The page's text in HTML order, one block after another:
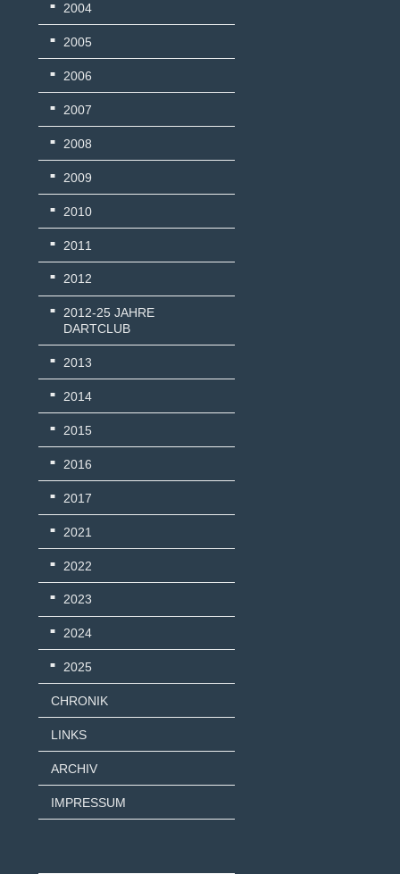
2004
2005
2006
2007
2008
2009
2010
2011
2012
2012-25 JAHRE
DARTCLUB
2013
2014
2015
2016
2017
2021
2022
2023
2024
2025
CHRONIK
LINKS
ARCHIV
IMPRESSUM